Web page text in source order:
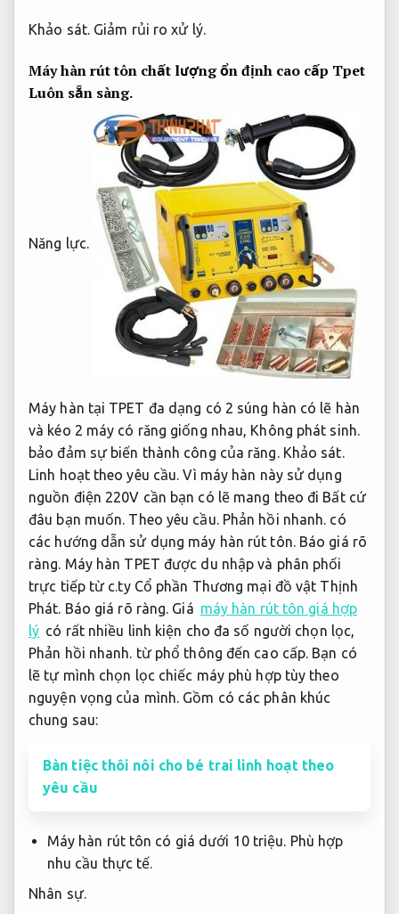
Khảo sát. Giảm rủi ro xử lý.
Máy hàn rút tôn chất lượng ổn định cao cấp Tpet
Luôn sẵn sàng.
Năng lực.
Máy hàn tại TPET đa dạng có 2 súng hàn có lẽ hàn
và kéo 2 máy có răng giống nhau, Không phát sinh.
bảo đảm sự biến thành công của răng. Khảo sát.
Linh hoạt theo yêu cầu. Vì máy hàn này sử dụng
nguồn điện 220V cần bạn có lẽ mang theo đi Bất cứ
đâu bạn muốn. Theo yêu cầu. Phản hồi nhanh. có
các hướng dẫn sử dụng máy hàn rút tôn. Báo giá rõ
ràng. Máy hàn TPET được du nhập và phân phối
trực tiếp từ c.ty Cổ phần Thương mại đồ vật Thịnh
Phát. Báo giá rõ ràng. Giá máy hàn rút tôn giá hợp
lý có rất nhiều linh kiện cho đa số người chọn lọc,
Phản hồi nhanh. từ phổ thông đến cao cấp. Bạn có
lẽ tự mình chọn lọc chiếc máy phù hợp tùy theo
nguyện vọng của mình. Gồm có các phân khúc
chung sau:
Bàn tiệc thôi nôi cho bé trai linh hoạt theo
yêu cầu
Máy hàn rút tôn có giá dưới 10 triệu. Phù hợp
nhu cầu thực tế.
Nhân sự.